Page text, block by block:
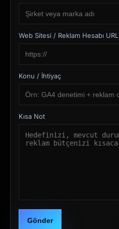
Web Sitesi / Reklam Hesabı URL
Konu / İhtiyaç
Kısa Not
Gönder